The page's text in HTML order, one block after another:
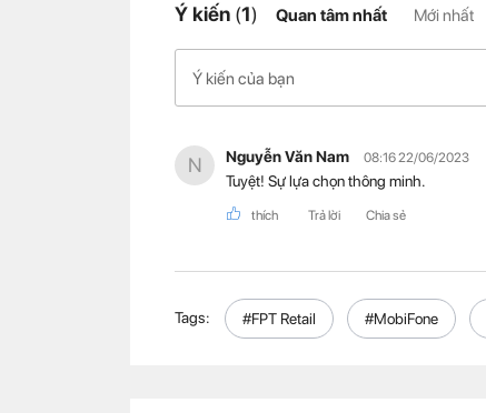
Ý kiến (1) Quan tâm nhất Mới nhất
N Nguyễn Văn Nam 08:16 22/06/2023
Tuyệt! Sự lựa chọn thông minh.
thích Trả lời Chia sẻ
Tags: #FPT Retail #MobiFone